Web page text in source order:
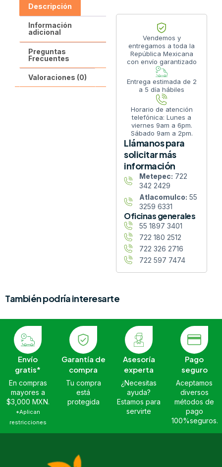
Descripción
Información
adicional
Preguntas
Frecuentes
Valoraciones (0)
Vendemos y
entregamos a toda la
República Mexicana
con envío garantizado
Entrega estimada de 2
a 5 día hábiles
Horario de atención
telefónica: Lunes a
viernes 9am a 6pm.
Sábado 9am a 2pm.
Llámanos para
solicitar más
información
Metepec: 722
342 2429
Atlacomulco: 55
3259 6331
Oficinas generales
55 1897 3401
722 180 2512
722 326 2716
722 597 7474
También podría interesarte
Envío
gratis*
En compras
mayores a
$3,000 MXN.
*Aplican
restricciones
Garantía de
compra
Tu compra
está
protegida
Asesoría
experta
¿Necesitas
ayuda?
Estamos para
servirte
Pago
seguro
Aceptamos
diversos
métodos de
pago
100%seguros.